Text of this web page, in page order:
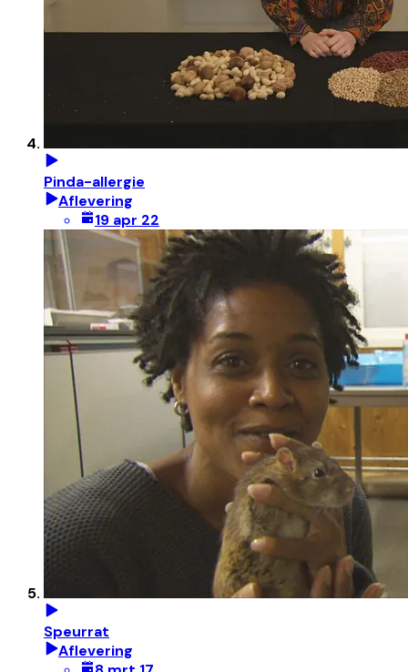
Pinda-allergie
Aflevering
19 apr 22
Speurrat
Aflevering